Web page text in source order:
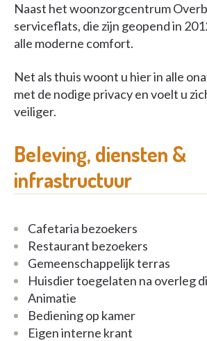
Naast het woonzorgcentrum
serviceflats, die zijn geopend in
alle moderne comfort.
Net als thuis woont u hier in alle
met de nodige privacy en voelt u
veiliger.
Beleving, diensten &
infrastructuur
Cafetaria bezoekers
Restaurant bezoekers
Gemeenschappelijk terras
Huisdier toegelaten na overleg
Animatie
Bediening op kamer
Eigen interne krant